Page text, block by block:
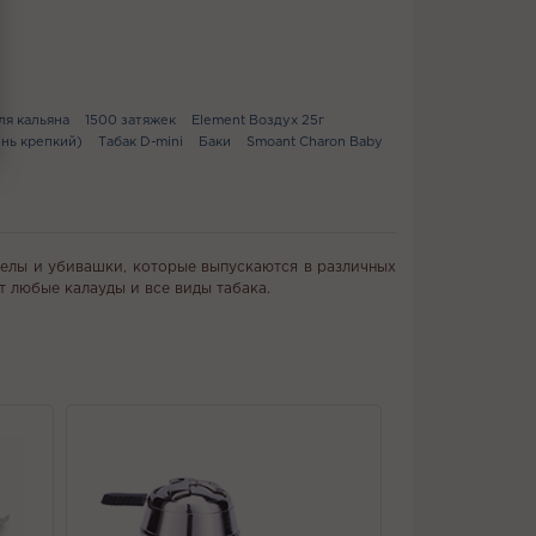
кальяна 1500 затяжек
Element Воздух 25г
крепкий) Табак D-mini Баки
Smoant Charon Baby
и убивашки, которые выпускаются в различных
любые калауды и все виды табака.